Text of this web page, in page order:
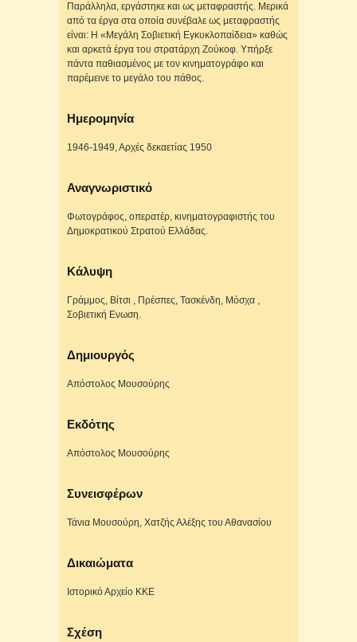
Παράλληλα, εργάστηκε και ως μεταφραστής. Μερικά
από τα έργα στα οποία συνέβαλε ως μεταφραστής
είναι: Η «Μεγάλη Σοβιετική Εγκυκλοπαίδεια» καθώς
και αρκετά έργα του στρατάρχη Ζούκοφ. Υπήρξε
πάντα παθιασμένος με τον κινηματογράφο και
παρέμεινε το μεγάλο του πάθος.
Ημερομηνία
1946-1949, Αρχές δεκαετίας 1950
Αναγνωριστικό
Φωτογράφος, οπερατέρ, κινηματογραφιστής του
Δημοκρατικού Στρατού Ελλάδας.
Κάλυψη
Γράμμος, Βίτσι , Πρέσπες, Τασκένδη, Μόσχα ,
Σοβιετική Ενωση.
Δημιουργός
Απόστολος Μουσούρης
Εκδότης
Απόστολος Μουσούρης
Συνεισφέρων
Τάνια Μουσούρη, Χατζής Αλέξης του Αθανασίου
Δικαιώματα
Ιστορικό Αρχείο ΚΚΕ
Σχέση